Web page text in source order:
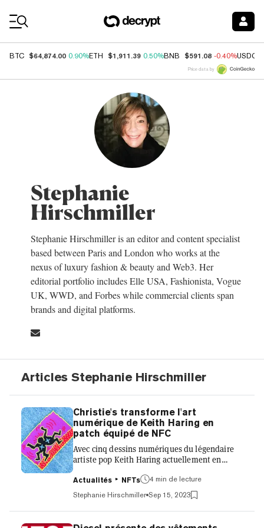
BTC $64,874.00 0.90%ETH $1,911.39 0.50%BNB $591.08 -0.40%USDC
Price data by
Stephanie
Hirschmiller
Stephanie Hirschmiller is an editor and content specialist
based between Paris and London who works at the
nexus of luxury fashion & beauty and Web3. Her
editorial portfolio includes Elle USA, Fashionista, Vogue
UK, WWD, and Forbes while commercial clients span
brands and digital platforms.
Articles Stephanie Hirschmiller
Christie's transforme l'art
numérique de Keith Haring en
patch équipé de NFC
Avec cinq dessins numériques du légendaire
artiste pop Keith Haring actuellement en
aux enchères Christie's s'est associée à la
marque de mode connectée MNTGE pour sortir
un patch physique inspiré d'une des œuvres -
avec une touche technologique propre. La
vente aux enchères de Christie's, Keith
Actualités NFTs
4 min de lecture
Stephanie Hirschmiller Sep 15, 2023